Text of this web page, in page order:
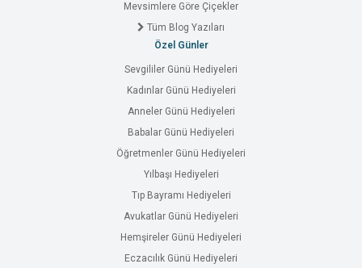
Mevsimlere Göre Çiçekler
Tüm Blog Yazıları
Özel Günler
Sevgililer Günü Hediyeleri
Kadınlar Günü Hediyeleri
Anneler Günü Hediyeleri
Babalar Günü Hediyeleri
Öğretmenler Günü Hediyeleri
Yılbaşı Hediyeleri
Tıp Bayramı Hediyeleri
Avukatlar Günü Hediyeleri
Hemşireler Günü Hediyeleri
Eczacılık Günü Hediyeleri